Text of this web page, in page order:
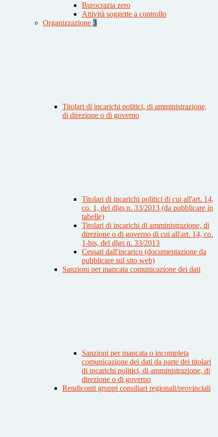
Burocrazia zero
Attività soggette a controllo
Organizzazione 3
Titolari di incarichi politici, di amministrazione,
di direzione o di governo
Titolari di incarichi politici di cui all'art. 14,
co. 1, del dlgs n. 33/2013 (da pubblicare in
tabelle)
Titolari di incarichi di amministrazione, di
direzione o di governo di cui all'art. 14, co.
1-bis, del dlgs n. 33/2013
Cessati dall'incarico (documentazione da
pubblicare sul sito web)
Sanzioni per mancata comunicazione dei dati
Sanzioni per mancata o incompleta
comunicazione dei dati da parte dei titolari
di incarichi politici, di amministrazione, di
direzione o di governo
Rendiconti gruppi consiliari regionali/provinciali